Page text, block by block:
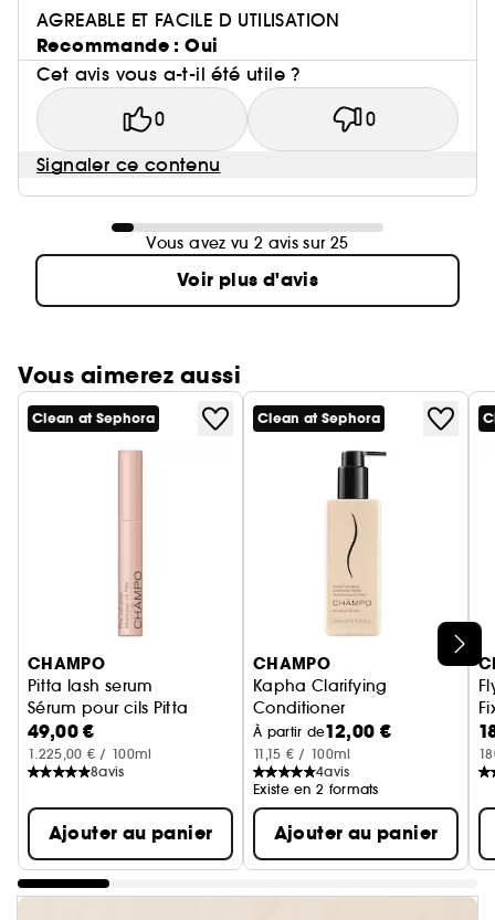
AGREABLE ET FACILE D UTILISATION
Recommande : Oui
Cet avis vous a-t-il été utile ?
0 0
Signaler ce contenu
Vous avez vu 2 avis sur 25
Voir plus d'avis
Vous aimerez aussi
Ignorer le carrousel produits
Clean at Sephora
CHAMPO
Pitta lash serum
Sérum pour cils Pitta
49,00 €
1.225,00 € / 100ml
8avis
Ajouter au panier
Clean at Sephora
CHAMPO
Kapha Clarifying
Conditioner
Après-shampooing clarifiant
À partir de12,00 €
11,15 € / 100ml
4avis
Existe en 2 formats
Ajouter au panier